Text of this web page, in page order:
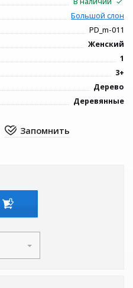
Большой слон
PD_m-011
Женский
1
3+
Дерево
Деревянные